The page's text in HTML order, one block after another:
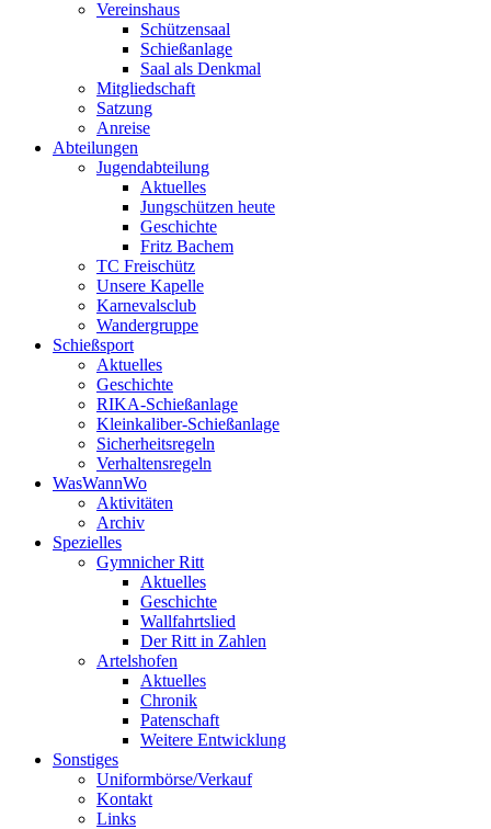
Vereinshaus
Schützensaal
Schießanlage
Saal als Denkmal
Mitgliedschaft
Satzung
Anreise
Abteilungen
Jugendabteilung
Aktuelles
Jungschützen heute
Geschichte
Fritz Bachem
TC Freischütz
Unsere Kapelle
Karnevalsclub
Wandergruppe
Schießsport
Aktuelles
Geschichte
RIKA-Schießanlage
Kleinkaliber-Schießanlage
Sicherheitsregeln
Verhaltensregeln
WasWannWo
Aktivitäten
Archiv
Spezielles
Gymnicher Ritt
Aktuelles
Geschichte
Wallfahrtslied
Der Ritt in Zahlen
Artelshofen
Aktuelles
Chronik
Patenschaft
Weitere Entwicklung
Sonstiges
Uniformbörse/Verkauf
Kontakt
Links